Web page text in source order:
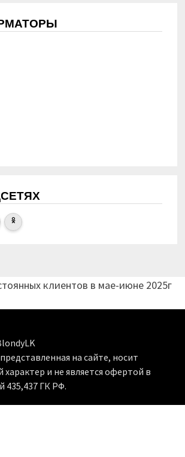
клиентов в мае-июне 2025г
на сайте, носит
и не является офертой в
435,437 ГК РФ.